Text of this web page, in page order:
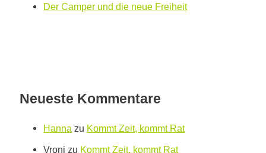
Der Camper und die neue Freiheit
Neueste Kommentare
Hanna zu Kommt Zeit, kommt Rat
Vroni zu Kommt Zeit, kommt Rat